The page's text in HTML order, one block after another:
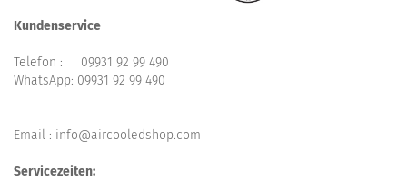
Kundenservice
Telefon : 09931 92 99 490
WhatsApp: 09931 92 99 490
Email : info@aircooledshop.com
Servicezeiten: